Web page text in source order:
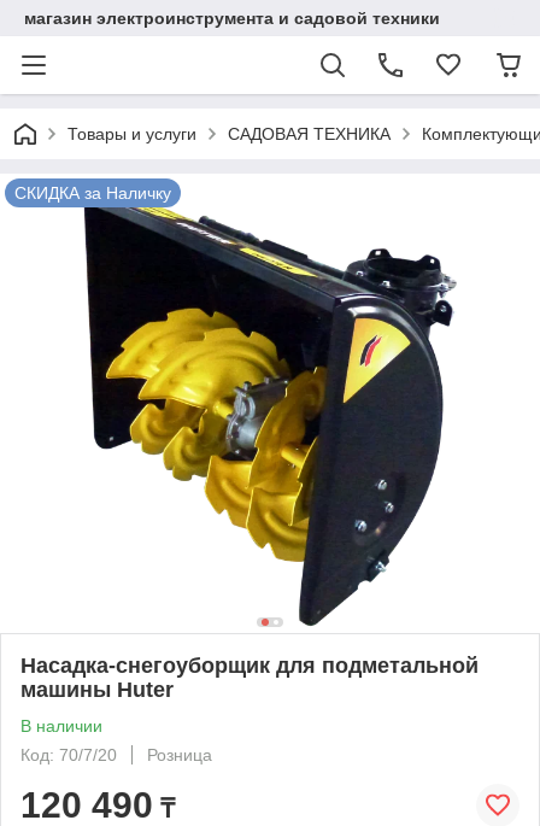
магазин электроинструмента и садовой техники
Товары и услуги САДОВАЯ ТЕХНИКА
СКИДКА за Наличку
Насадка-снегоуборщик для подметальной
машины Huter
В наличии
Код: 70/7/20
Розница
120 490 ₸